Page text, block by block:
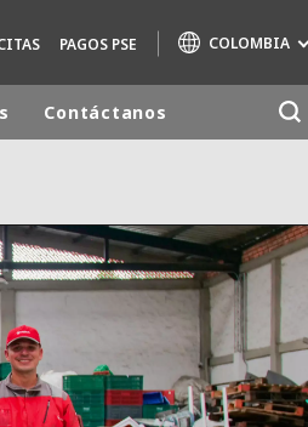
PAGOS PSE COLOMBIA
& CONSULTING
EUROPE
GLOBALES
Contáctanos